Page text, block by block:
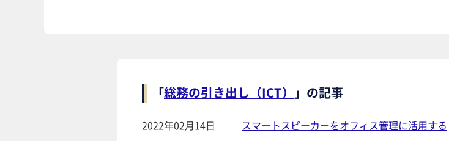
「総務の引き出し（ICT） 」の記事
2022年02月14日
スマートスピーカーをオフィス管理に活用する